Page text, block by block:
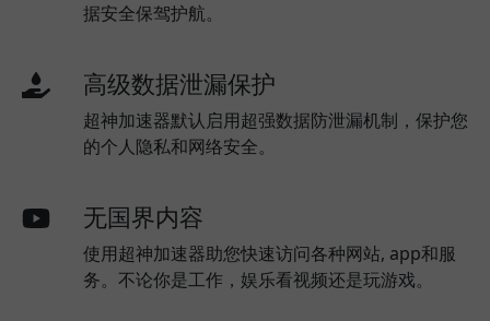
据安全保驾护航。
高级数据泄漏保护
超神加速器默认启用超强数据防泄漏机制，保护您
的个人隐私和网络安全。
无国界内容
使用超神加速器助您快速访问各种网站, app和服
务。不论你是工作，娱乐看视频还是玩游戏。